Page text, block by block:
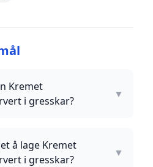
Kremet
i gresskar?
▼
å lage Kremet
i gresskar?
▼